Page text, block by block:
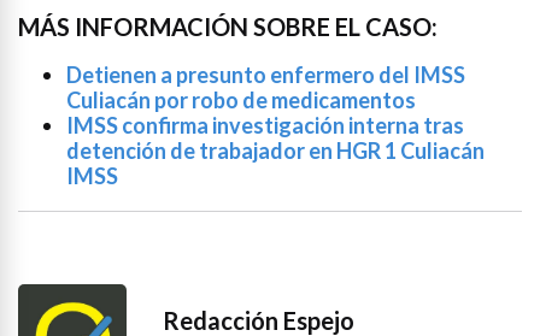
MÁS INFORMACIÓN SOBRE EL CASO:
Detienen a presunto enfermero del IMSS
Culiacán por robo de medicamentos
IMSS confirma investigación interna tras
detención de trabajador en HGR 1 Culiacán
IMSS
Redacción Espejo